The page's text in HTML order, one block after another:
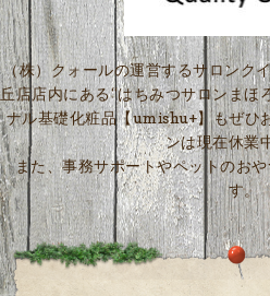
（株）クォールの運営するサロンク
丘店店内にある“はちみつサロンまほ
ナル基礎化粧品【umishu+】もぜ
ンは現在休業
また、事務サポートやペットのお
す。